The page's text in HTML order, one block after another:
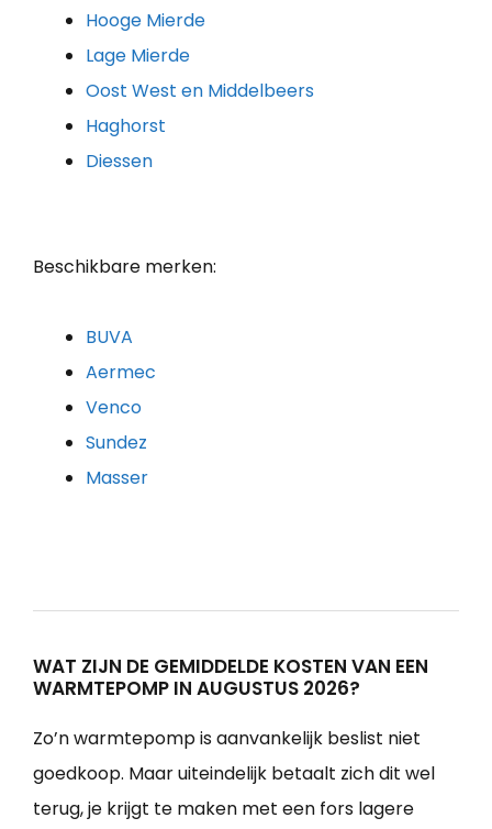
Hooge Mierde
Lage Mierde
Oost West en Middelbeers
Haghorst
Diessen
Beschikbare merken:
BUVA
Aermec
Venco
Sundez
Masser
WAT ZIJN DE GEMIDDELDE KOSTEN VAN EEN
WARMTEPOMP IN AUGUSTUS 2026?
Zo’n warmtepomp is aanvankelijk beslist niet
goedkoop. Maar uiteindelijk betaalt zich dit wel
terug, je krijgt te maken met een fors lagere